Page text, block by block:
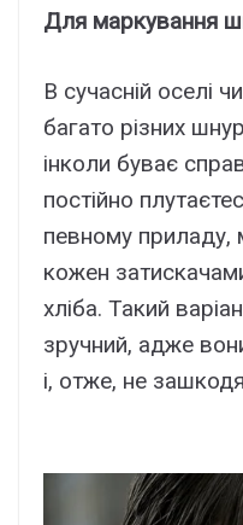
Для маркування
В сучасній оселі
багато різних
інколи буває
постійно
певному
кожен
хліба. Такий
зручний, адже
і, отже, не